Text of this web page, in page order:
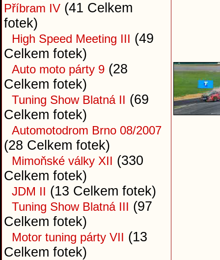
Příbram IV (41 Celkem
fotek)
High Speed Meeting III (49
Celkem fotek)
Auto moto párty 9 (28
Celkem fotek)
Tuning Show Blatná II (69
Celkem fotek)
Automotodrom Brno 08/2007
(28 Celkem fotek)
Mimoňské války XII (330
Celkem fotek)
JDM II (13 Celkem fotek)
Tuning Show Blatná III (97
Celkem fotek)
Motor tuning párty VII (13
Celkem fotek)